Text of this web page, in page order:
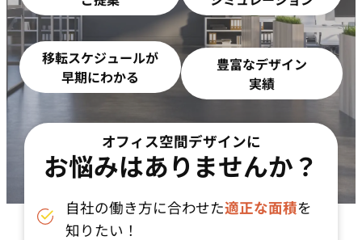
移転スケジュールが
早期にわかる
豊富なデザイン
実績
オフィス空間デザインに
お悩みはありませんか？
自社の働き方に合わせた適正な面積を
知りたい！